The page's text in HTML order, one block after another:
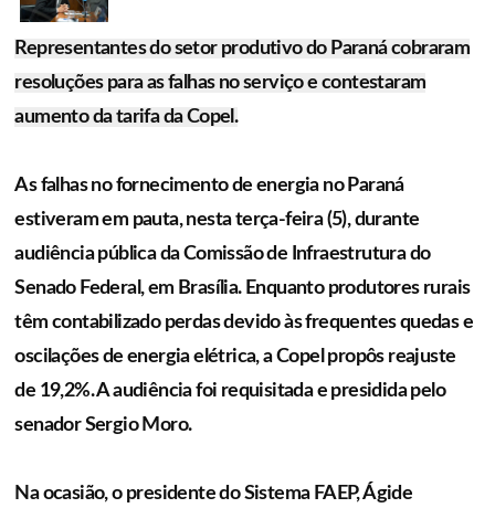
Representantes do setor produtivo do Paraná cobraram
resoluções para as falhas no serviço e contestaram
aumento da tarifa da Copel.
As falhas no fornecimento de energia no Paraná
estiveram em pauta, nesta terça-feira (5), durante
audiência pública da Comissão de Infraestrutura do
Senado Federal, em Brasília. Enquanto produtores rurais
têm contabilizado perdas devido às frequentes quedas e
oscilações de energia elétrica, a Copel propôs reajuste
de 19,2%. A audiência foi requisitada e presidida pelo
senador Sergio Moro.
Na ocasião, o presidente do Sistema FAEP, Ágide